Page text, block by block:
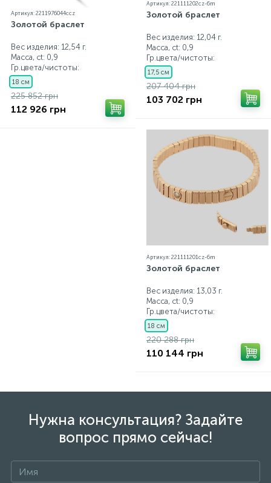
Артикул: 2211976044ccz
Золотой браслет
Вес изделия: 12,54 г.
Масса, ct: 0,9
Гр.цвета/чистоты:
18 см
225 852 грн
112 926 грн
Артикул: 221111202cz-6m
Золотой браслет
Вес изделия: 12,04 г.
Масса, ct: 0,9
Гр.цвета/чистоты:
17,5 см
207 404 грн
103 702 грн
Артикул: 221111201cz-6m
Золотой браслет
Вес изделия: 13,03 г.
Масса, ct: 0,9
Гр.цвета/чистоты:
18 см
220 288 грн
110 144 грн
Нужна консультация? Задайте
вопрос прямо сейчас!